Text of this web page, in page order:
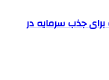
برای جذب سرمایه در